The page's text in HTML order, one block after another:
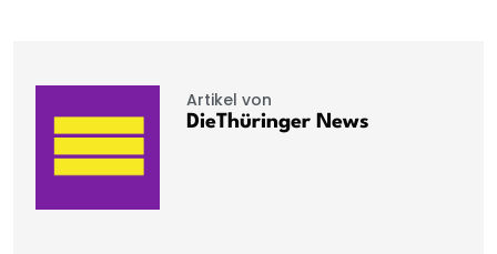
Artikel von
DieThüringer News